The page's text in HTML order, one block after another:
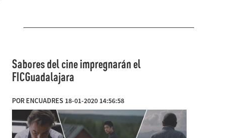
Sabores del cine impregnarán el
FICGuadalajara
POR ENCUADRES 18-01-2020 14:56:58